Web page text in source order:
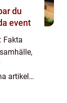
event
Fakta
artikel